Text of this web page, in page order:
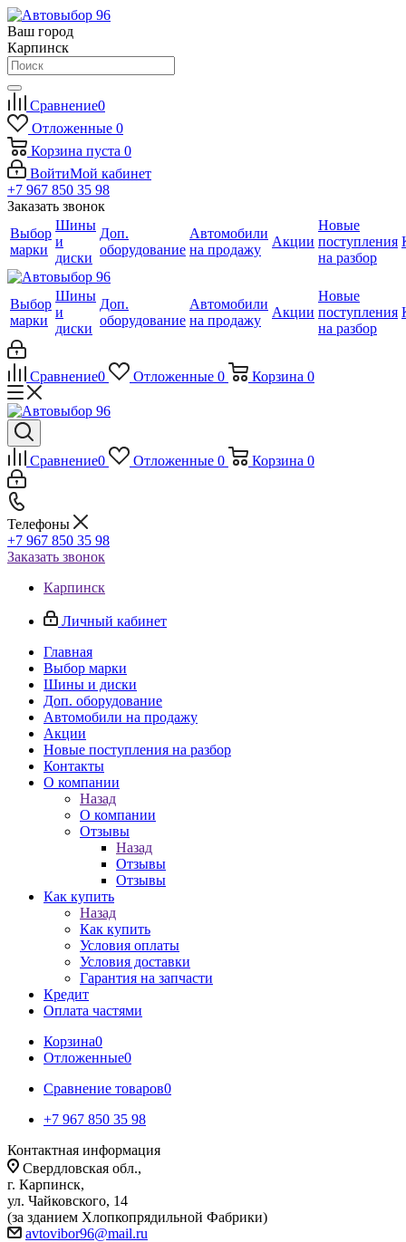
Ваш город
Карпинск
Сравнение0
Отложенные 0
Корзина пуста 0
ВойтиМой кабинет
+7 967 850 35 98
Заказать звонок
Выбор
марки
Шины
и
диски
Доп.
оборудование
Автомобили
на продажу
Акции
Новые
поступления
на разбор
Выбор
марки
Шины
и
диски
Доп.
оборудование
Автомобили
на продажу
Акции
Новые
поступления
на разбор
Сравнение0 Отложенные 0 Корзина 0
Сравнение0 Отложенные 0 Корзина 0
Телефоны
+7 967 850 35 98
Заказать звонок
Карпинск
Личный кабинет
Главная
Выбор марки
Шины и диски
Доп. оборудование
Автомобили на продажу
Акции
Новые поступления на разбор
Контакты
О компании
Назад
О компании
Отзывы
Назад
Отзывы
Отзывы
Как купить
Назад
Как купить
Условия оплаты
Условия доставки
Гарантия на запчасти
Кредит
Оплата частями
Корзина0
Отложенные0
Сравнение товаров0
+7 967 850 35 98
Контактная информация
Свердловская обл.,
г. Карпинск,
ул. Чайковского, 14
(за зданием Хлопкопрядильной Фабрики)
avtovibor96@mail.ru